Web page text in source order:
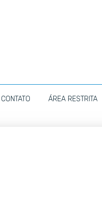
CONTATO ÁREA RESTRITA